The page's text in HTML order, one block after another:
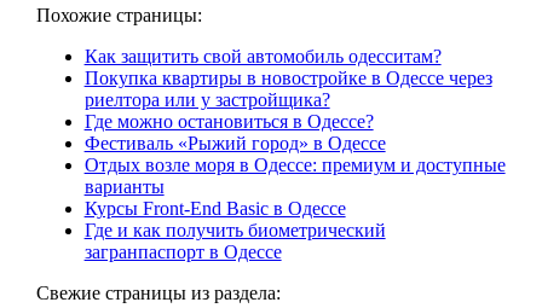
Похожие страницы:
Как защитить свой автомобиль одесситам?
Покупка квартиры в новостройке в Одессе через
риелтора или у застройщика?
Где можно остановиться в Одессе?
Фестиваль «Рыжий город» в Одессе
Отдых возле моря в Одессе: премиум и доступные
варианты
Курсы Front-End Basic в Одессе
Где и как получить биометрический
загранпаспорт в Одессе
Свежие страницы из раздела: